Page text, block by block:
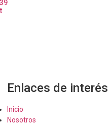
Enlaces de interés
Inicio
Nosotros